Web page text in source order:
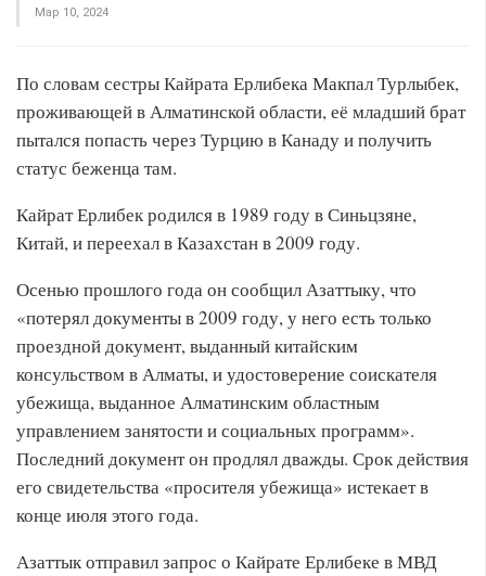
Мар 10, 2024
По словам сестры Кайрата Ерлибека Макпал Турлыбек,
проживающей в Алматинской области, её младший брат
пытался попасть через Турцию в Канаду и получить
статус беженца там.
Кайрат Ерлибек родился в 1989 году в Синьцзяне,
Китай, и переехал в Казахстан в 2009 году.
Осенью прошлого года он сообщил Азаттыку, что
«потерял документы в 2009 году, у него есть только
проездной документ, выданный китайским
консульством в Алматы, и удостоверение соискателя
убежища, выданное Алматинским областным
управлением занятости и социальных программ».
Последний документ он продлял дважды. Срок действия
его свидетельства «просителя убежища» истекает в
конце июля этого года.
Азаттык отправил запрос о Кайрате Ерлибеке в МВД